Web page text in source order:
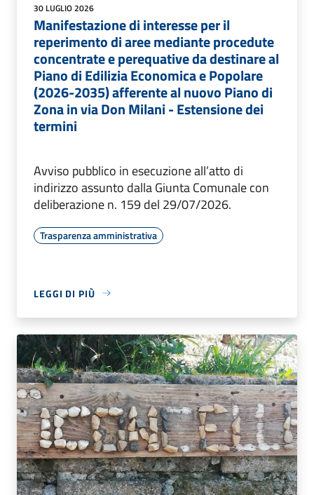
30 LUGLIO 2026
Manifestazione di interesse per il
reperimento di aree mediante procedute
concentrate e perequative da destinare al
Piano di Edilizia Economica e Popolare
(2026-2035) afferente al nuovo Piano di
Zona in via Don Milani - Estensione dei
termini
Avviso pubblico in esecuzione all’atto di
indirizzo assunto dalla Giunta Comunale con
deliberazione n. 159 del 29/07/2026.
Trasparenza amministrativa
LEGGI DI PIÙ